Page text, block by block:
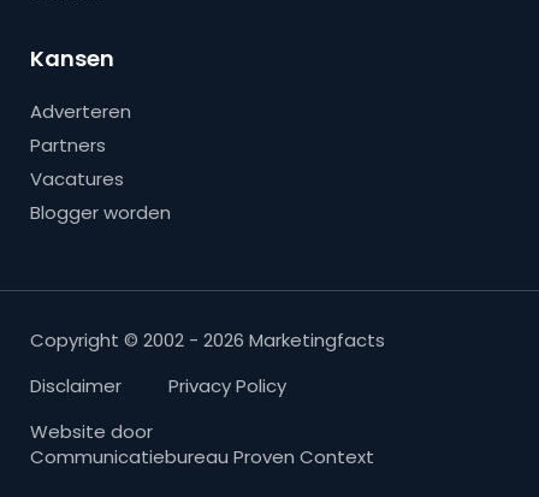
Kansen
Adverteren
Partners
Vacatures
Blogger worden
Copyright © 2002 - 2026 Marketingfacts
Disclaimer
Privacy Policy
Website door
Communicatiebureau Proven Context